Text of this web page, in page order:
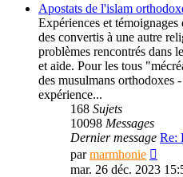
Apostats de l'islam
Expériences et témoignages
des convertis à une autre
problèmes rencontrés dans
et aide. Pour les tous
des musulmans orthodoxes
expérience...
168 Sujets
10098 Messages
Dernier message Re:
parmarmhonie
le
mar. 26 déc. 2023